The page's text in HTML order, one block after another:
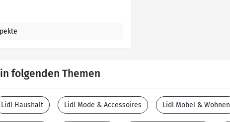
folgenden Themen
Lidl Haushalt Lidl Mode & Accessoires Lidl Möbel & Wohnen